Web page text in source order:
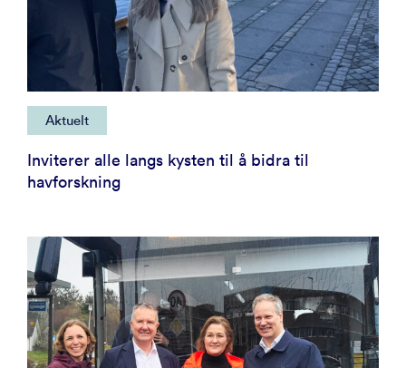
Aktuelt
Inviterer alle langs kysten til å bidra til
havforskning